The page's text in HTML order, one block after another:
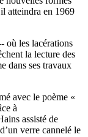
atteindra en 1969
où les lacérations
la lecture des
dans ses travaux
avec le poème «
à
assisté de
verre cannelé le